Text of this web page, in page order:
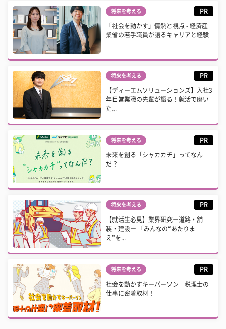
将来を考える PR
「社会を動かす」情熱と視点 - 経済産
業省の若手職員が語るキャリアと経験
将来を考える PR
【ディーエムソリューションズ】入社3
年目営業職の先輩が語る！就活で磨い
た...
将来を考える PR
未来を創る「シャカカチ」ってなん
だ？
将来を考える PR
【就活生必見】業界研究ー道路・舗
装・建設ー 「みんなの“あたりま
え”を...
将来を考える PR
社会を動かすキーパーソン 税理士の
仕事に密着取材！